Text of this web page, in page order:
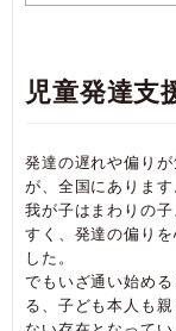
児童発達支
発達の遅れや偏り
が、全国にあります
我が子はまわりの
すく、発達の偏り
した。
でもいざ通い始め
る、子ども本人も